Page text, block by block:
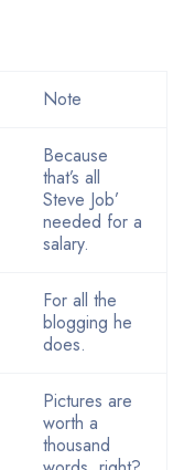
Note
Because
that’s all
Steve Job’
needed for a
salary.
For all the
blogging he
does.
Pictures are
worth a
thousand